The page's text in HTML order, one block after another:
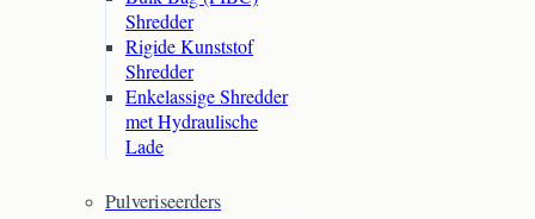
Shredder
Rigide Kunststof
Shredder
Enkelassige Shredder
met Hydraulische
Lade
Pulveriseerders